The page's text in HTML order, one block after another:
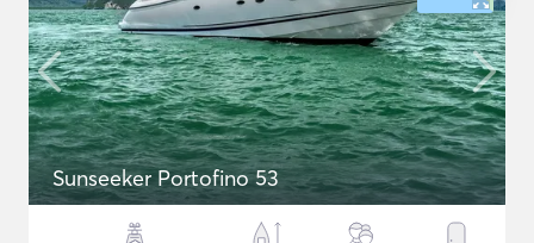
Sunseeker Portofino 53